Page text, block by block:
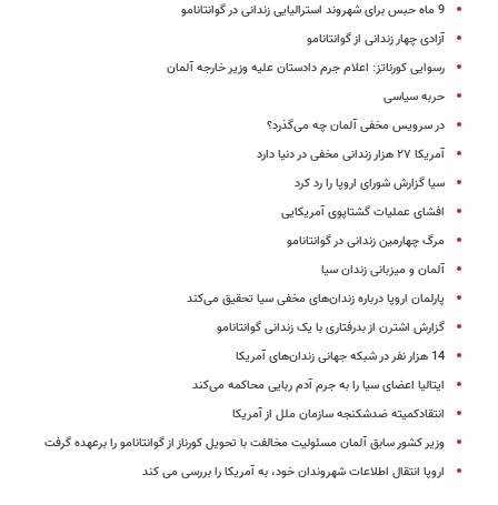
9 ماه حبس برای شهروند استرالیایی زندانی در گوانتانامو
آزادی چهار زندانی از گوانتانامو
رسوایی کورناتز: اعلام جرم دادستان علیه وزیر خارجه آلمان
حربه سیاسی
در سرویس مخفی آلمان چه می‌گذرد؟
آمریکا ۲۷ هزار زندانی مخفی در دنیا دارد
سیا گزارش شورای اروپا را رد کرد
افشای عملیات گشتاپوی آمریکایی
مرگ چهارمین زندانی در گوانتانامو
آلمان و میزبانی زندان سیا
پارلمان اروپا درباره زندان‌های مخفی سیا تحقیق می‌کند
گزارش اشترن از بدرفتاری با یک زندانی گوانتانامو
14 هزار نفر در شبکه جهانی زندان‌های آمریکا
ایتالیا اعضای سیا را به جرم آدم ربایی محاکمه می‌کند
انتقادکمیته ضدشکنجه سازمان ملل از آمریکا
وزیر کشور سابق آلمان مسئولیت مخالفت با تحویل کورناز از گوانتانامو را برعهده گرفت
اروپا انتقال اطلاعات شهروندان خود، به آمریکا را بررسی می کند